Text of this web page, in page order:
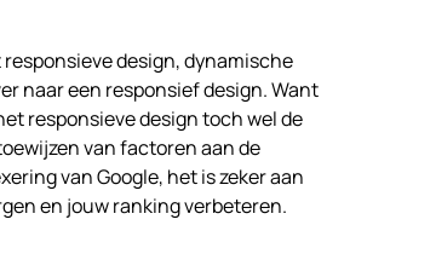
design, dynamische
naar een responsief design. Want
responsieve design toch wel de
van factoren aan de
van Google, het is zeker aan
en jouw ranking verbeteren.